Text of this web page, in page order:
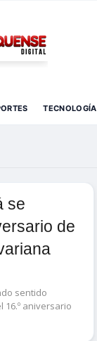
TECNOLOGÍA
se
de
sentido
16.º aniversario